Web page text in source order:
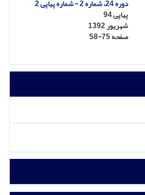
دوره 24، شماره 2 - شماره پیاپی 2
پیاپی 94
شهریور 1392
صفحه58-75